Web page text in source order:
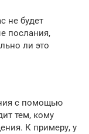
не будет
послания,
ли это
с помощью
тем, кому
К примеру, у